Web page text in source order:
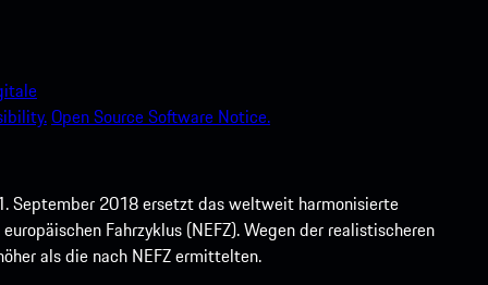
Open Source Software Notice.
September 2018 ersetzt das weltweit harmonisierte
Fahrzyklus (NEFZ). Wegen der realistischeren
als die nach NEFZ ermittelten.